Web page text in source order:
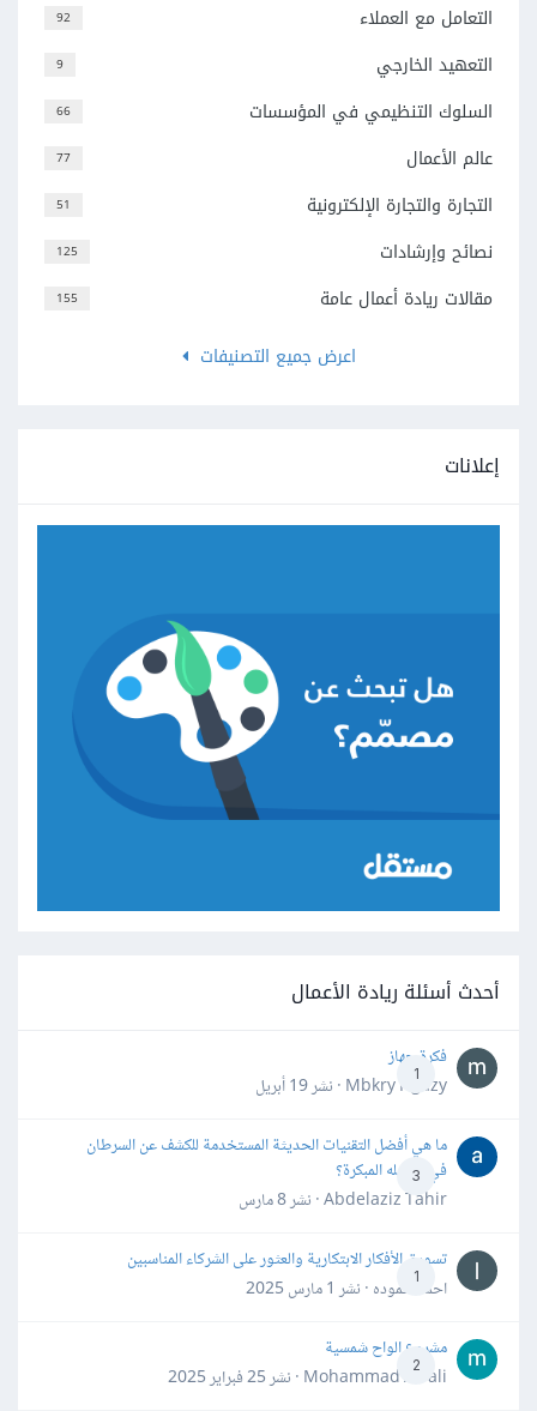
92 التعامل مع العملاء
9 التعهيد الخارجي
66 السلوك التنظيمي في المؤسسات
77 عالم الأعمال
51 التجارة والتجارة الإلكترونية
125 نصائح وإرشادات
155
مقالات ريادة أعمال عامة
اعرض جميع التصنيفات
إعلانات
أحدث أسئلة ريادة الأعمال
1
فكرة جهاز
Mbkry Hgazy · نشر
19 أبريل
3
ما هي أفضل التقنيات الحديثة المستخدمة للكشف عن السرطان
في مراحله المبكرة؟
Abdelaziz Tahir · نشر
8 مارس
1
تسويق الأفكار الابتكارية والعثور على الشركاء المناسبين
احمد حموده · نشر 1 مارس 2025
2
مشروع الواح شمسية
Mohammad Awali · نشر
25 فبراير 2025